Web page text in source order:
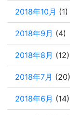
2018年10月 (1)
2018年9月 (4)
2018年8月 (12)
2018年7月 (20)
2018年6月 (14)